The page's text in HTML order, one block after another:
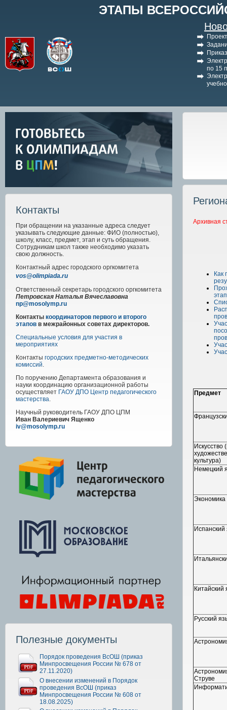
ЭТАПЫ
по 15
Контакты
При обращении на указанные адреса следует
указывать следующие данные: ФИО (полностью),
школу, класс, предмет, этап и суть обращения.
Сотрудникам школ также необходимо указать
свою должность.
Контактный адрес городского оргкомитета
vos@olimpiada.ru
Ответственный секретарь городского оргкомитета
Петровская Наталья Вячеславовна
np@mosolymp.ru
Контакты координаторов первого и второго
этапов в межрайонных советах директоров.
Специальные условия для участия в
мероприятиях
Контакты городских предметно-методических
комиссий.
По поручению Департамента образования и
науки координацию организационной работы
осуществляет ГАОУ ДПО Центр педагогического
мастерства.
Научный руководитель ГАОУ ДПО ЦПМ
Иван Валериевич Ященко
iv@mosolymp.ru
Полезные документы
Порядок проведения ВсОШ (приказ
Минпросвещения России № 678 от
27.11.2020)
О внесении изменений в Порядок
проведения ВсОШ (приказ
Минпросвещения России № 608 от
18.08.2025)
Архивная
Как
этап
Предмет
Искусство
культура)
Немецкий
Экономика
Испанский
Китайский
Русский
Струве